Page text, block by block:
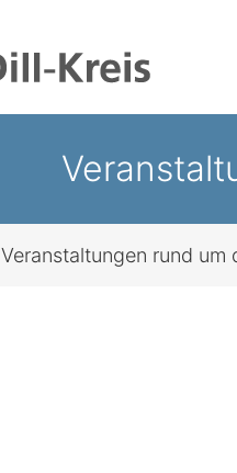
Veranstaltungen rund um